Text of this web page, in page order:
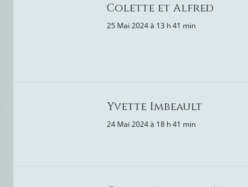
Colette et Alfred
25 Mai 2024 à 13 h 41 min
Yvette Imbeault
24 Mai 2024 à 18 h 41 min